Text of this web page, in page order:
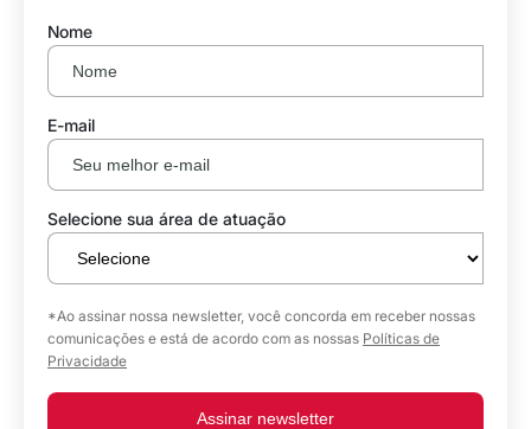
Nome
E-mail
Selecione sua área de atuação
*Ao assinar nossa newsletter, você concorda em receber nossas
comunicações e está de acordo com as nossas Políticas de
Privacidade
Assinar newsletter